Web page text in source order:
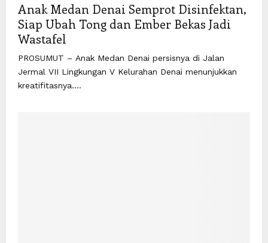
Anak Medan Denai Semprot Disinfektan,
Siap Ubah Tong dan Ember Bekas Jadi
Wastafel
PROSUMUT – Anak Medan Denai persisnya di Jalan
Jermal VII Lingkungan V Kelurahan Denai menunjukkan
kreatifitasnya....